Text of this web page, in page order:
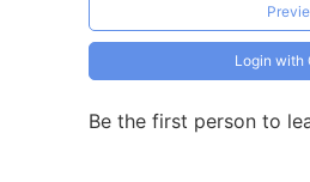
Login with
Be the first person to